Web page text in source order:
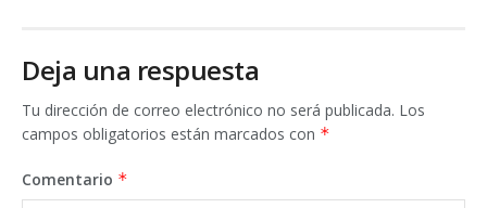
Deja una respuesta
Tu dirección de correo electrónico no será publicada. Los
campos obligatorios están marcados con *
Comentario *